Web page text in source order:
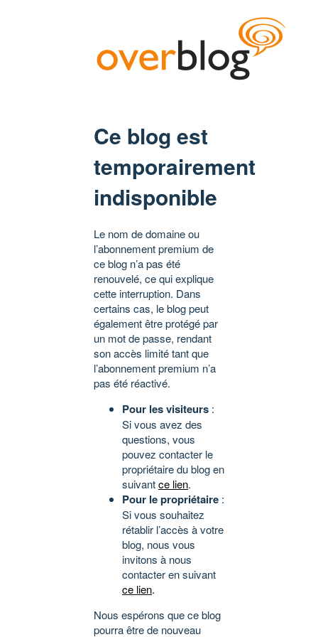
Ce blog est
temporairement
indisponible
Le nom de domaine ou
l’abonnement premium de
ce blog n’a pas été
renouvelé, ce qui explique
cette interruption. Dans
certains cas, le blog peut
également être protégé par
un mot de passe, rendant
son accès limité tant que
l’abonnement premium n’a
pas été réactivé.
Pour les visiteurs :
Si vous avez des
questions, vous
pouvez contacter le
propriétaire du blog en
suivantce lien.
Pour le propriétaire :
Si vous souhaitez
rétablir l’accès à votre
blog, nous vous
invitons à nous
contacter en suivant
ce lien.
Nous espérons que ce blog
pourra être de nouveau